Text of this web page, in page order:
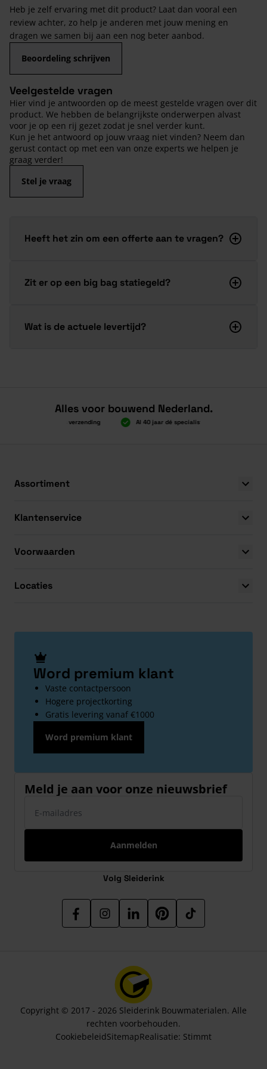
Heb je zelf ervaring met dit product? Laat dan vooral een
review achter, zo help je anderen met jouw mening en
dragen we samen bij aan een nog beter aanbod.
Beoordeling schrijven
Veelgestelde vragen
Hier vind je antwoorden op de meest gestelde vragen over dit
product. We hebben de belangrijkste onderwerpen alvast
voor je op een rij gezet zodat je snel verder kunt.
Kun je het antwoord op jouw vraag niet vinden? Neem dan
gerust contact op met een van onze experts we helpen je
graag verder!
Stel je vraag
Heeft het zin om een offerte aan te vragen?
Zit er op een big bag statiegeld?
Wat is de actuele levertijd?
Alles voor bouwend Nederland.
Boven 2.000 gratis verzending Al 40 jaar dé specialist
Assortiment
Klantenservice
Voorwaarden
Locaties
Word premium klant
Vaste contactpersoon
Hogere projectkorting
Gratis levering vanaf €1000
Word premium klant
Meld je aan voor onze nieuwsbrief
Aanmelden
Volg Sleiderink
Copyright © 2017 - 2026 Sleiderink Bouwmaterialen. Alle
rechten voorbehouden.
CookiebeleidSitemapRealisatie: Stimmt